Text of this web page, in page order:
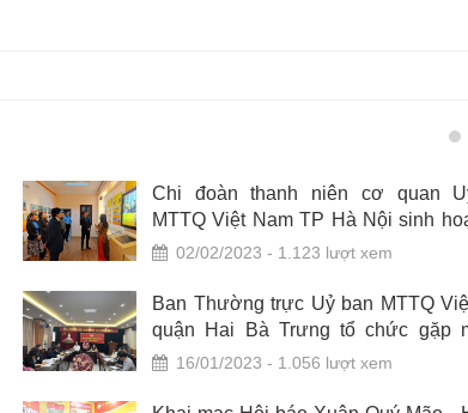
Chi đoàn thanh niên cơ quan
MTTQ Việt Nam TP Hà Nội sinh
dục truyền thống nhân dịp kỷ niệm
02/02/2023 - 1.123 lượt xem
Ban Thường trực Uỷ ban MTTQ
quận Hai Bà Trưng tổ chức gặp
chúc Tết Quý Mão Chủ tịch Ủy ban
16/01/2023 - 1.056 lượt xem